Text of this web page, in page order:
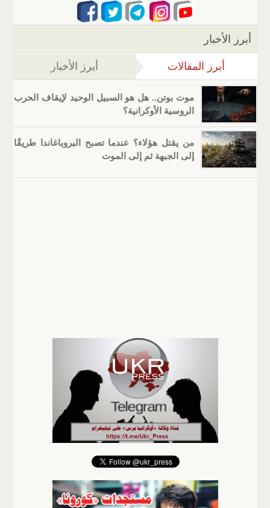
أبرز الأخبار
أبرز المقالات (علامة التبويب النشطة)
أبرز الأخبار
موت بوتن.. هل هو السبيل الوحيد لإيقاف الحرب
الروسية الأوكرانية؟
من يقتل هؤلاء؟ عندما تصبح البروباغاندا طريقًا
إلى الجبهة ثم إلى الموت